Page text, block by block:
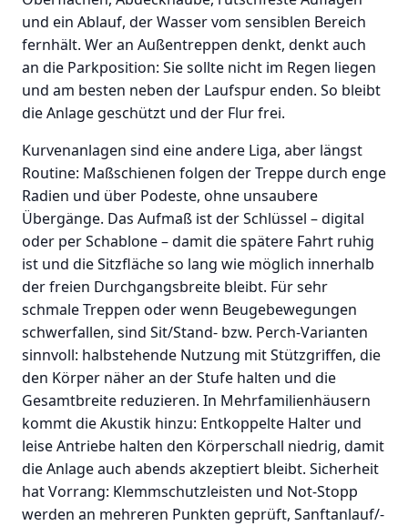
und ein Ablauf, der Wasser vom sensiblen Bereich
fernhält. Wer an Außentreppen denkt, denkt auch
an die Parkposition: Sie sollte nicht im Regen liegen
und am besten neben der Laufspur enden. So bleibt
die Anlage geschützt und der Flur frei.
Kurvenanlagen sind eine andere Liga, aber längst
Routine: Maßschienen folgen der Treppe durch enge
Radien und über Podeste, ohne unsaubere
Übergänge. Das Aufmaß ist der Schlüssel – digital
oder per Schablone – damit die spätere Fahrt ruhig
ist und die Sitzfläche so lang wie möglich innerhalb
der freien Durchgangsbreite bleibt. Für sehr
schmale Treppen oder wenn Beugebewegungen
schwerfallen, sind Sit/Stand- bzw. Perch-Varianten
sinnvoll: halbstehende Nutzung mit Stützgriffen, die
den Körper näher an der Stufe halten und die
Gesamtbreite reduzieren. In Mehrfamilienhäusern
kommt die Akustik hinzu: Entkoppelte Halter und
leise Antriebe halten den Körperschall niedrig, damit
die Anlage auch abends akzeptiert bleibt. Sicherheit
hat Vorrang: Klemmschutzleisten und Not-Stopp
werden an mehreren Punkten geprüft, Sanftanlauf/-